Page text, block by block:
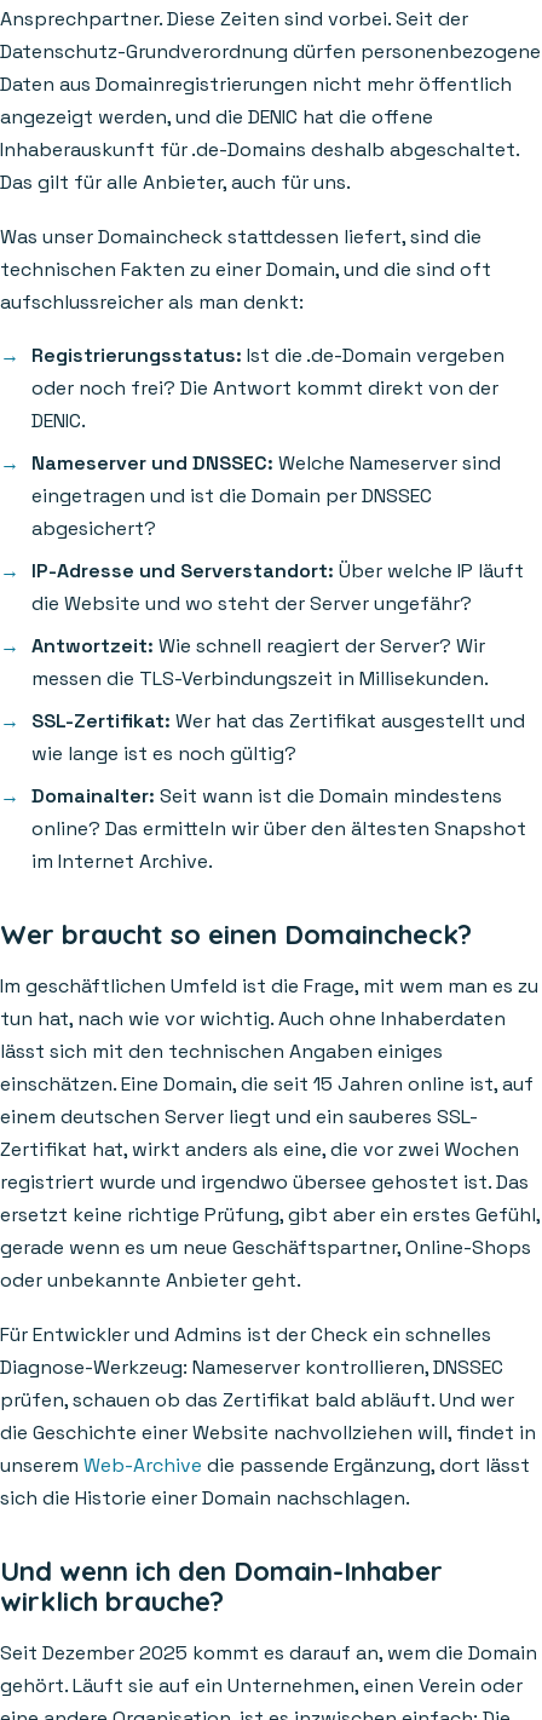
Ansprechpartner. Diese Zeiten sind vorbei. Seit der
Datenschutz-Grundverordnung dürfen personenbezogene
Daten aus Domainregistrierungen nicht mehr öffentlich
angezeigt werden, und die DENIC hat die offene
Inhaberauskunft für .de-Domains deshalb abgeschaltet.
Das gilt für alle Anbieter, auch für uns.
Was unser Domaincheck stattdessen liefert, sind die
technischen Fakten zu einer Domain, und die sind oft
aufschlussreicher als man denkt:
Registrierungsstatus: Ist die .de-Domain vergeben
oder noch frei? Die Antwort kommt direkt von der
DENIC.
Nameserver und DNSSEC: Welche Nameserver sind
eingetragen und ist die Domain per DNSSEC
abgesichert?
IP-Adresse und Serverstandort: Über welche IP läuft
die Website und wo steht der Server ungefähr?
Antwortzeit: Wie schnell reagiert der Server? Wir
messen die TLS-Verbindungszeit in Millisekunden.
SSL-Zertifikat: Wer hat das Zertifikat ausgestellt und
wie lange ist es noch gültig?
Domainalter: Seit wann ist die Domain mindestens
online? Das ermitteln wir über den ältesten Snapshot
im Internet Archive.
Wer braucht so einen Domaincheck?
Im geschäftlichen Umfeld ist die Frage, mit wem man es zu
tun hat, nach wie vor wichtig. Auch ohne Inhaberdaten
lässt sich mit den technischen Angaben einiges
einschätzen. Eine Domain, die seit 15 Jahren online ist, auf
einem deutschen Server liegt und ein sauberes SSL-
Zertifikat hat, wirkt anders als eine, die vor zwei Wochen
registriert wurde und irgendwo übersee gehostet ist. Das
ersetzt keine richtige Prüfung, gibt aber ein erstes Gefühl,
gerade wenn es um neue Geschäftspartner, Online-Shops
oder unbekannte Anbieter geht.
Für Entwickler und Admins ist der Check ein schnelles
Diagnose-Werkzeug: Nameserver kontrollieren, DNSSEC
prüfen, schauen ob das Zertifikat bald abläuft. Und wer
die Geschichte einer Website nachvollziehen will, findet in
unserem Web-Archive die passende Ergänzung, dort lässt
sich die Historie einer Domain nachschlagen.
Und wenn ich den Domain-Inhaber
wirklich brauche?
Seit Dezember 2025 kommt es darauf an, wem die Domain
gehört. Läuft sie auf ein Unternehmen, einen Verein oder